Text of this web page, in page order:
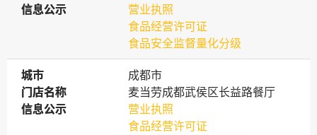
信息公示
信息公示
营业执照
食品经营许可证
食品安全监督量化分级
城市
城市
成都市
门店名称
门店名称
麦当劳成都武侯区长益路餐厅
信息公示
信息公示
营业执照
食品经营许可证